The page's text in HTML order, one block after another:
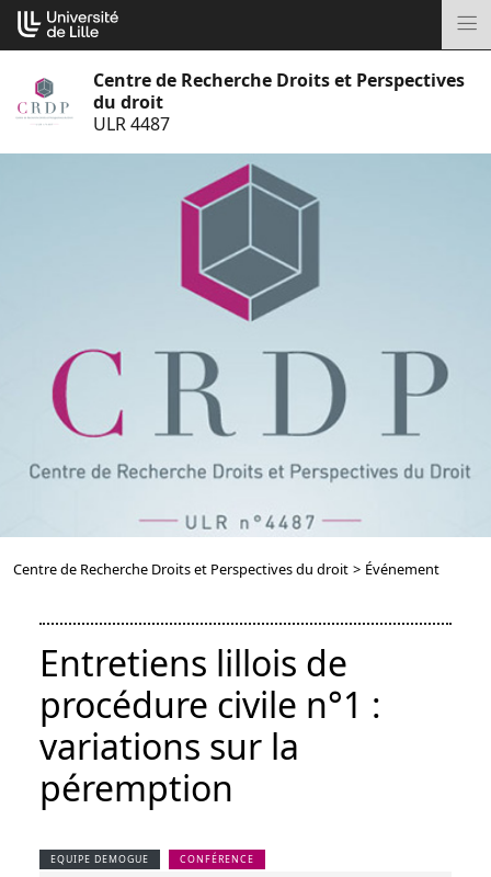
Aller
au
Centre de Recherche Droits et Perspectives
du droit
ULR 4487
Centre de Recherche Droits et Perspectives du droit > Événement
Entretiens lillois de
procédure civile n°1 :
variations sur la
péremption
EQUIPE DEMOGUE CONFÉRENCE
Cookies management panel